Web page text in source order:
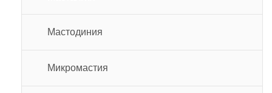
Мастодиния
Микромастия